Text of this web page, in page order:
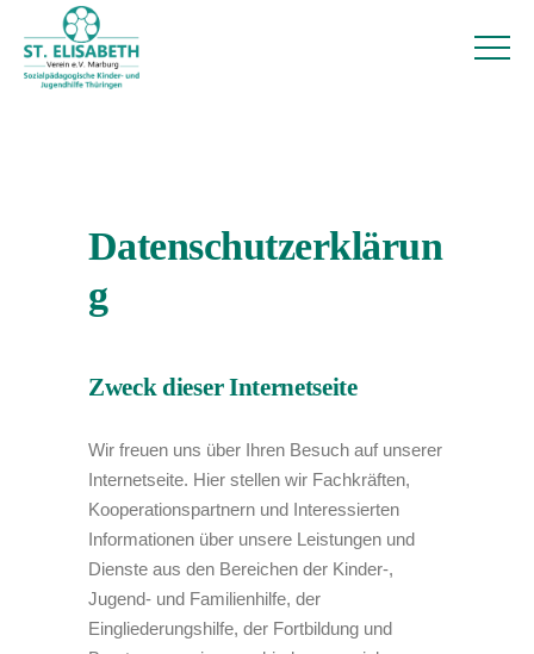
Datenschutzerklärun
g
Zweck dieser Internetseite
Wir freuen uns über Ihren Besuch auf unserer
Internetseite. Hier stellen wir Fachkräften,
Kooperationspartnern und Interessierten
Informationen über unsere Leistungen und
Dienste aus den Bereichen der Kinder-,
Jugend- und Familienhilfe, der
Eingliederungshilfe, der Fortbildung und